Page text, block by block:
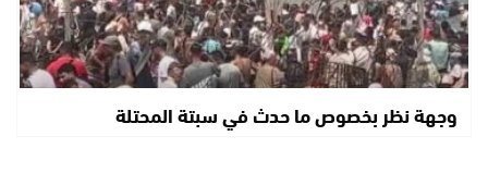
وجهة نظر بخصوص ما حدث في سبتة المحتلة